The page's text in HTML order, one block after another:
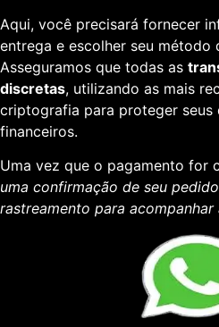
Aqui, você precisará fornecer
entrega e escolher seu método
Asseguramos que todas as
discretas, utilizando as mais
criptografia para proteger seus
financeiros.
Uma vez que o pagamento for
uma confirmação de seu
rastreamento para acompanhar